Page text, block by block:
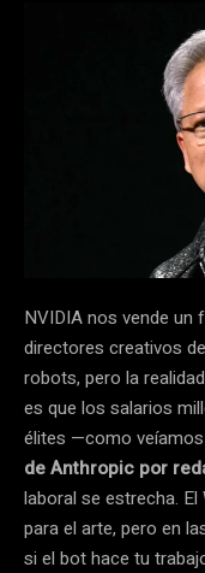
NVIDIA nos vende
directores creativos
robots, pero la
es que los salarios
élites —como
de Anthropic por
laboral se estrecha.
para el arte, pero en
si el bot hace tu